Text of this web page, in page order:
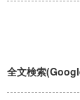
全文検索